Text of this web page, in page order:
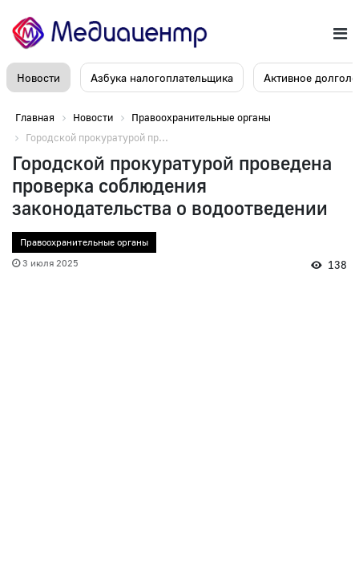
Новости Азбука налогоплательщика Активное
Главная Новости
Правоохранительные органы
Городской прокуратурой пр...
Городской прокуратурой проведена
проверка соблюдения
законодательства о водоотведении
Правоохранительные органы
3 июля 2025
138